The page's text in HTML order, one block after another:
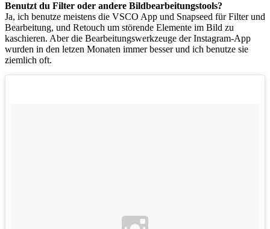
Benutzt du Filter oder andere Bildbearbeitungstools?
Ja, ich benutze meistens die VSCO App und Snapseed für Filter und
Bearbeitung, und Retouch um störende Elemente im Bild zu
kaschieren. Aber die Bearbeitungswerkzeuge der Instagram-App
wurden in den letzen Monaten immer besser und ich benutze sie
ziemlich oft.